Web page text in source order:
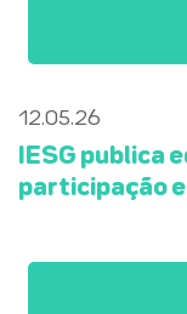
12.05.26
IESG publica
participação